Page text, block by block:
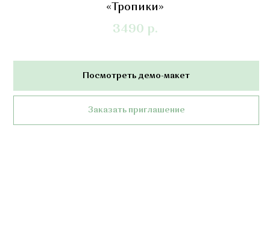
«Тропики»
3490 р.
Посмотреть демо-макет
Заказать приглашение